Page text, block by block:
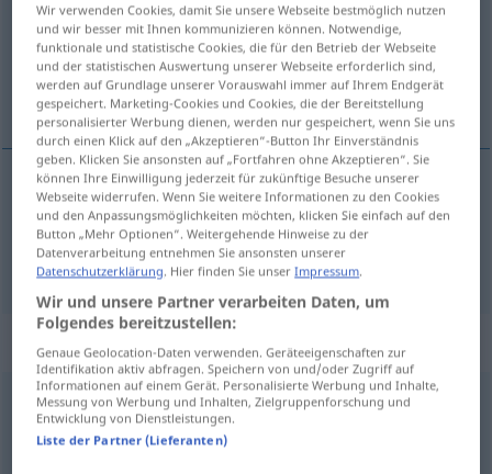
Übersicht aller Übersetzungen
(Für mehr Details die Übersetzung anklicken/antippen)
完全的, 充分的
完全的 [wánquánde] völliggänzlich
充分的 [chōngfènde] völligvollständig
„völlig“: Adverb
völligadv
Übersicht aller Übersetzungen
Wir verwenden Cookies, damit Sie unsere Webseite bestmöglich nutzen
und wir besser mit Ihnen kommunizieren können. Notwendige,
funktionale und statistische Cookies, die für den Betrieb der Webseite
und der statistischen Auswertung unserer Webseite erforderlich sind,
werden auf Grundlage unserer Vorauswahl immer auf Ihrem Endgerät
gespeichert. Marketing-Cookies und Cookies, die der Bereitstellung
personalisierter Werbung dienen, werden nur gespeichert, wenn Sie uns
durch einen Klick auf den „Akzeptieren“-Button Ihr Einverständnis
geben. Klicken Sie ansonsten auf „Fortfahren ohne Akzeptieren“. Sie
können Ihre Einwilligung jederzeit für zukünftige Besuche unserer
Webseite widerrufen. Wenn Sie weitere Informationen zu den Cookies
und den Anpassungsmöglichkeiten möchten, klicken Sie einfach auf den
Button „Mehr Optionen“. Weitergehende Hinweise zu der
Datenverarbeitung entnehmen Sie ansonsten unserer
Datenschutzerklärung. Hier finden Sie unserImpressum.
Wir und unsere Partner verarbeiten Daten, um
Folgendes bereitzustellen:
Genaue Geolocation-Daten verwenden. Geräteeigenschaften zur
Identifikation aktiv abfragen. Speichern von und/oder Zugriff auf
Informationen auf einem Gerät. Personalisierte Werbung und Inhalte,
Messung von Werbung und Inhalten, Zielgruppenforschung und
Entwicklung von Dienstleistungen.
Liste der Partner (Lieferanten)